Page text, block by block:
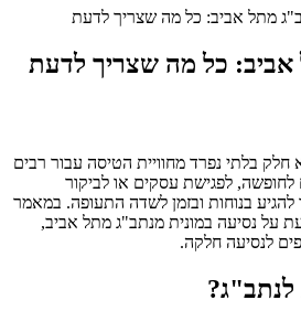
מתל אביב: כל מה שצריך לדעת
אביב: כל מה שצריך לדעת
בלתי נפרד מחוויית הטיסה עבור רבים
לפגישת עסקים או לביקור
בנוחות ובזמן לשדה התעופה. במאמר
על נסיעה במונית מנתב"ג מתל אביב,
לנסיעה חלקה.
לנתב"ג?